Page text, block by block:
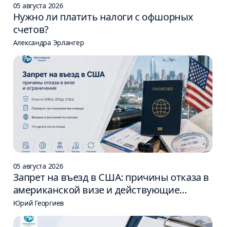
05 августа 2026
Нужно ли платить налоги с офшорных
счетов?
Александра Эрлангер
05 августа 2026
Запрет на въезд в США: причины отказа в
американской визе и действующие
ограничения
Юрий Георгиев